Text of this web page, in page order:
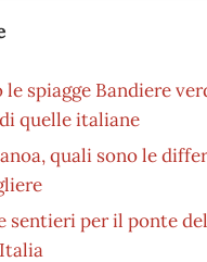
le spiagge Bandiere
quelle italiane
quali sono le
sentieri per il ponte